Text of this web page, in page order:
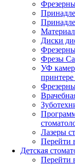
Диски
Фрезы
УФ
Лазеры
Перейти
Детская
Перейти